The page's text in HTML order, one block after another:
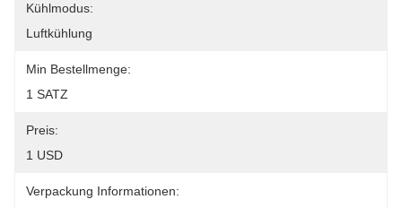
Kühlmodus:
Luftkühlung
Min Bestellmenge:
1 SATZ
Preis:
1 USD
Verpackung Informationen: